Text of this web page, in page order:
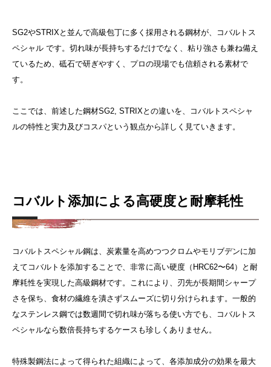
SG2やSTRIXと並んで高級包丁に多く採用される鋼材が、コバルトス
ペシャル です。切れ味が長持ちするだけでなく、粘り強さも兼ね備え
ているため、砥石で研ぎやすく、プロの現場でも信頼される素材で
す。
ここでは、前述した鋼材SG2, STRIXとの違いを、コバルトスペシャ
ルの特性と実力及びコスパという観点から詳しく見ていきます。
コバルト添加による高硬度と耐摩耗性
コバルトスペシャル鋼は、炭素量を高めつつクロムやモリブデンに加
えてコバルトを添加することで、非常に高い硬度（HRC62〜64）と耐
摩耗性を実現した高級鋼材です。これにより、刃先が長期間シャープ
さを保ち、食材の繊維を潰さずスムーズに切り分けられます。一般的
なステンレス鋼では数週間で切れ味が落ちる使い方でも、コバルトス
ペシャルなら数倍長持ちするケースも珍しくありません。
特殊製鋼法によって得られた組織によって、各添加成分の効果を最大